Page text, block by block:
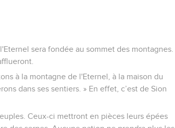
sera fondée au sommet des montagnes.
à la montagne de l'Eternel, à la maison du
dans ses sentiers. » En effet, c’est de Sion
Ceux-ci mettront en pièces leurs épées